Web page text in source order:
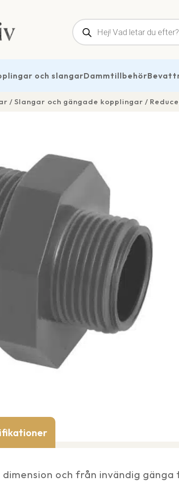
Produktsökning
och slangarDammtillbehör
Slangar och gängade kopplingar
och från invändig gänga